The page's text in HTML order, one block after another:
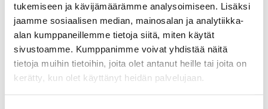
tukemiseen ja kävijämäärämme analysoimiseen. Lisäksi
jaamme sosiaalisen median, mainosalan ja analytiikka-
alan kumppaneillemme tietoja siitä, miten käytät
sivustoamme. Kumppanimme voivat yhdistää näitä
tietoja muihin tietoihin, joita olet antanut heille tai joita on
kerätty, kun olet käyttänyt heidän palvelujaan.